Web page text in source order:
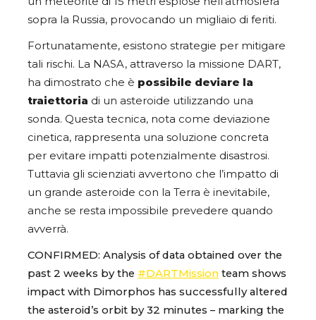
sopra la Russia, provocando un migliaio di feriti.
Fortunatamente, esistono strategie per mitigare
tali rischi. La NASA, attraverso la missione DART,
ha dimostrato che è possibile deviare la
traiettoria di un asteroide utilizzando una
sonda. Questa tecnica, nota come deviazione
cinetica, rappresenta una soluzione concreta
per evitare impatti potenzialmente disastrosi.
Tuttavia gli scienziati avvertono che l’impatto di
un grande asteroide con la Terra è inevitabile,
anche se resta impossibile prevedere quando
avverrà.
CONFIRMED: Analysis of data obtained over the
past 2 weeks by the #DARTMission team shows
impact with Dimorphos has successfully altered
the asteroid’s orbit by 32 minutes – marking the